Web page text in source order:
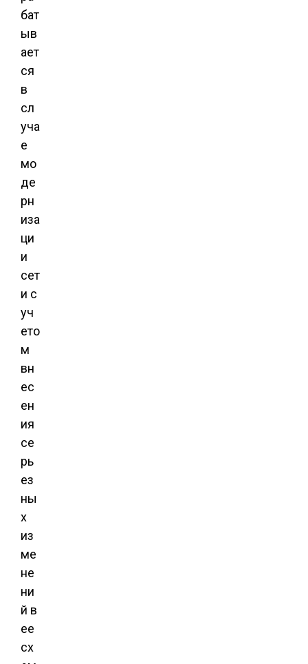
бат
ыв
ает
ся
в
сл
уча
е
мо
де
рн
иза
ци
и
сет
и с
уч
ето
м
вн
ес
ен
ия
се
рь
ез
ны
х
из
ме
не
ни
й в
ее
сх